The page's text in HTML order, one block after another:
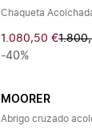
Chaqueta
1.080,50 €
-40%
MOORER
Abrigo cruzado